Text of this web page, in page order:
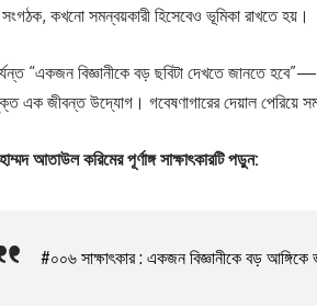
কখনো সমন্বয়কারী হিসেবেও ভূমিকা রাখতে হয়।
“একজন বিজ্ঞানীকে বড় ছবিটা দেখতে জানতে
এক জীবন্ত উদ্যোগ। গবেষণাগারের দেয়াল পেরিয়ে
আতাউল করিমের পূর্ণাঙ্গ সাক্ষাৎকারটি পড়ুন:
#০০৬ সাক্ষাৎকার : একজন বিজ্ঞানীকে বড়